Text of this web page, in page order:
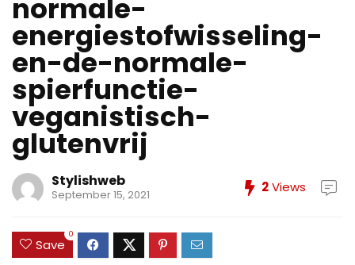
normale-
energiestofwisseling-
en-de-normale-
spierfunctie-
veganistisch-
glutenvrij
Stylishweb
September 15, 2021 2Views
Save
0